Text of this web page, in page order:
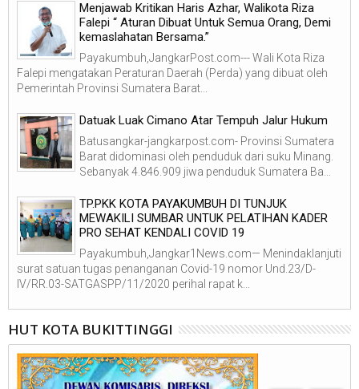
Menjawab Kritikan Haris Azhar, Walikota Riza
Falepi “ Aturan Dibuat Untuk Semua Orang, Demi
kemaslahatan Bersama.”
Payakumbuh,JangkarPost.com--- Wali Kota Riza
Falepi mengatakan Peraturan Daerah (Perda) yang dibuat oleh
Pemerintah Provinsi Sumatera Barat...
Datuak Luak Cimano Atar Tempuh Jalur Hukum
Batusangkar-jangkarpost.com- Provinsi Sumatera
Barat didominasi oleh penduduk dari suku Minang.
Sebanyak 4.846.909 jiwa penduduk Sumatera Ba...
TP.PKK KOTA PAYAKUMBUH DI TUNJUK
MEWAKILI SUMBAR UNTUK PELATIHAN KADER
PRO SEHAT KENDALI COVID 19
Payakumbuh,Jangkar1News.com— Menindaklanjuti
surat satuan tugas penanganan Covid-19 nomor Und.23/D-
IV/RR.03-SATGASPP/11/2020 perihal rapat k...
HUT KOTA BUKITTINGGI